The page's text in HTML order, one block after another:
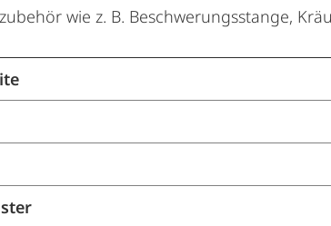
wie z. B. Beschwerungsstange,